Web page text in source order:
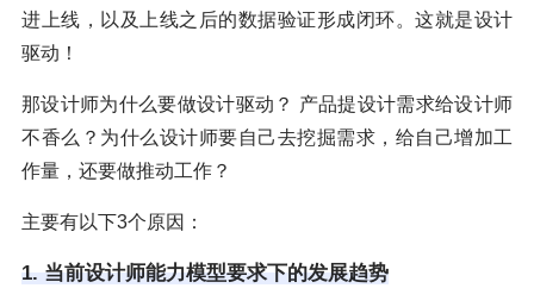
进上线，以及上线之后的数据验证形成闭环。这就是设计
驱动！
那设计师为什么要做设计驱动？ 产品提设计需求给设计师
不香么？为什么设计师要自己去挖掘需求，给自己增加工
作量，还要做推动工作？
主要有以下3个原因：
1. 当前设计师能力模型要求下的发展趋势